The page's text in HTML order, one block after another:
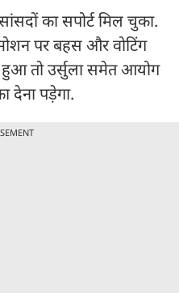
का सपोर्ट मिल चुका.
पर बहस और वोटिंग
हुआ तो उर्सुला समेत आयोग
देना पड़ेगा.